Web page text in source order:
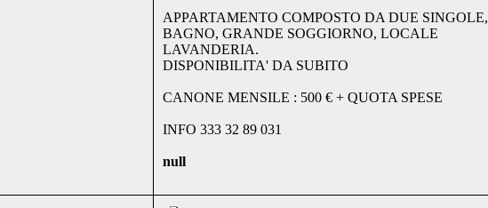
APPARTAMENTO COMPOSTO DA DUE SINGOLE,
BAGNO, GRANDE SOGGIORNO, LOCALE
LAVANDERIA.
DISPONIBILITA' DA SUBITO
CANONE MENSILE : 500 € + QUOTA SPESE
INFO 333 32 89 031
null